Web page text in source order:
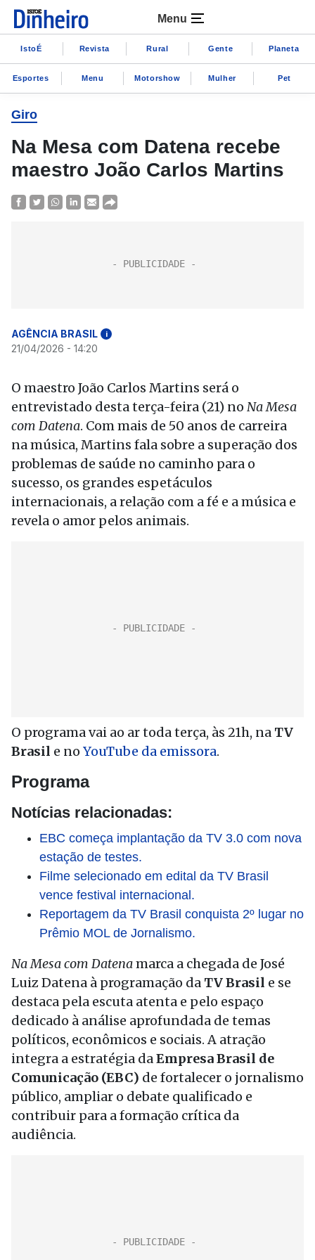
Menu
IstoÉ Revista Rural Gente Planeta
Esportes Menu Motorshow Mulher Pet
Giro
Na Mesa com Datena recebe
maestro João Carlos Martins
AGÊNCIA BRASIL i
21/04/2026 - 14:20
O maestro João Carlos Martins será o
entrevistado desta terça-feira (21) no Na Mesa
com Datena. Com mais de 50 anos de carreira
na música, Martins fala sobre a superação dos
problemas de saúde no caminho para o
sucesso, os grandes espetáculos
internacionais, a relação com a fé e a música e
revela o amor pelos animais.
O programa vai ao ar toda terça, às 21h, na TV
Brasil e no YouTube da emissora.
Programa
Notícias relacionadas:
EBC começa implantação da TV 3.0 com nova
estação de testes.
Filme selecionado em edital da TV Brasil
vence festival internacional.
Reportagem da TV Brasil conquista 2º lugar no
Prêmio MOL de Jornalismo.
Na Mesa com Datenamarca a chegada de José
Luiz Datena à programação da TV Brasil e se
destaca pela escuta atenta e pelo espaço
dedicado à análise aprofundada de temas
políticos, econômicos e sociais. A atração
integra a estratégia daEmpresa Brasil de
Comunicação (EBC) de fortalecer o jornalismo
público, ampliar o debate qualificado e
contribuir para a formação crítica da
audiência.